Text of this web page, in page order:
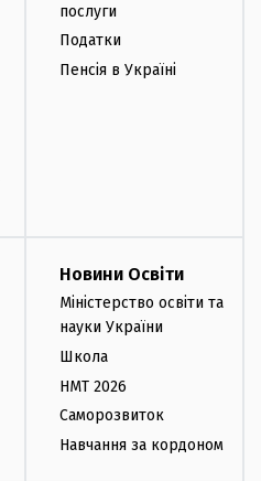
послуги
Податки
Пенсія в Україні
Новини Освіти
Міністерство освіти та
науки України
Школа
НМТ 2026
Саморозвиток
Навчання за кордоном